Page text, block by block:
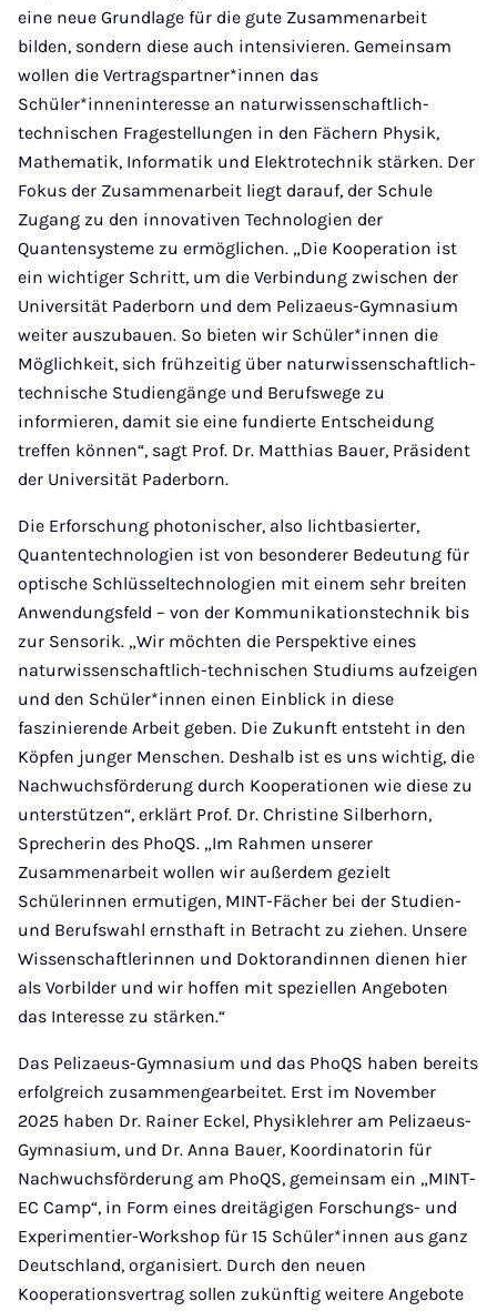
eine neue Grundlage für die gute Zusammenarbeit
bilden, sondern diese auch intensivieren. Gemeinsam
wollen die Vertragspartner*innen das
Schüler*inneninteresse an naturwissenschaftlich-
technischen Fragestellungen in den Fächern Physik,
Mathematik, Informatik und Elektrotechnik stärken. Der
Fokus der Zusammenarbeit liegt darauf, der Schule
Zugang zu den innovativen Technologien der
Quantensysteme zu ermöglichen. „Die Kooperation ist
ein wichtiger Schritt, um die Verbindung zwischen der
Universität Paderborn und dem Pelizaeus-Gymnasium
weiter auszubauen. So bieten wir Schüler*innen die
Möglichkeit, sich frühzeitig über naturwissenschaftlich-
technische Studiengänge und Berufswege zu
informieren, damit sie eine fundierte Entscheidung
treffen können“, sagt Prof. Dr. Matthias Bauer, Präsident
der Universität Paderborn.
Die Erforschung photonischer, also lichtbasierter,
Quantentechnologien ist von besonderer Bedeutung für
optische Schlüsseltechnologien mit einem sehr breiten
Anwendungsfeld – von der Kommunikationstechnik bis
zur Sensorik. „Wir möchten die Perspektive eines
naturwissenschaftlich-technischen Studiums aufzeigen
und den Schüler*innen einen Einblick in diese
faszinierende Arbeit geben. Die Zukunft entsteht in den
Köpfen junger Menschen. Deshalb ist es uns wichtig, die
Nachwuchsförderung durch Kooperationen wie diese zu
unterstützen“, erklärt Prof. Dr. Christine Silberhorn,
Sprecherin des PhoQS. „Im Rahmen unserer
Zusammenarbeit wollen wir außerdem gezielt
Schülerinnen ermutigen, MINT-Fächer bei der Studien-
und Berufswahl ernsthaft in Betracht zu ziehen. Unsere
Wissenschaftlerinnen und Doktorandinnen dienen hier
als Vorbilder und wir hoffen mit speziellen Angeboten
das Interesse zu stärken.“
Das Pelizaeus-Gymnasium und das PhoQS haben bereits
erfolgreich zusammengearbeitet. Erst im November
2025 haben Dr. Rainer Eckel, Physiklehrer am Pelizaeus-
Gymnasium, und Dr. Anna Bauer, Koordinatorin für
Nachwuchsförderung am PhoQS, gemeinsam ein „MINT-
EC Camp“, in Form eines dreitägigen Forschungs- und
Experimentier-Workshop für 15 Schüler*innen aus ganz
Deutschland, organisiert. Durch den neuen
Kooperationsvertrag sollen zukünftig weitere Angebote